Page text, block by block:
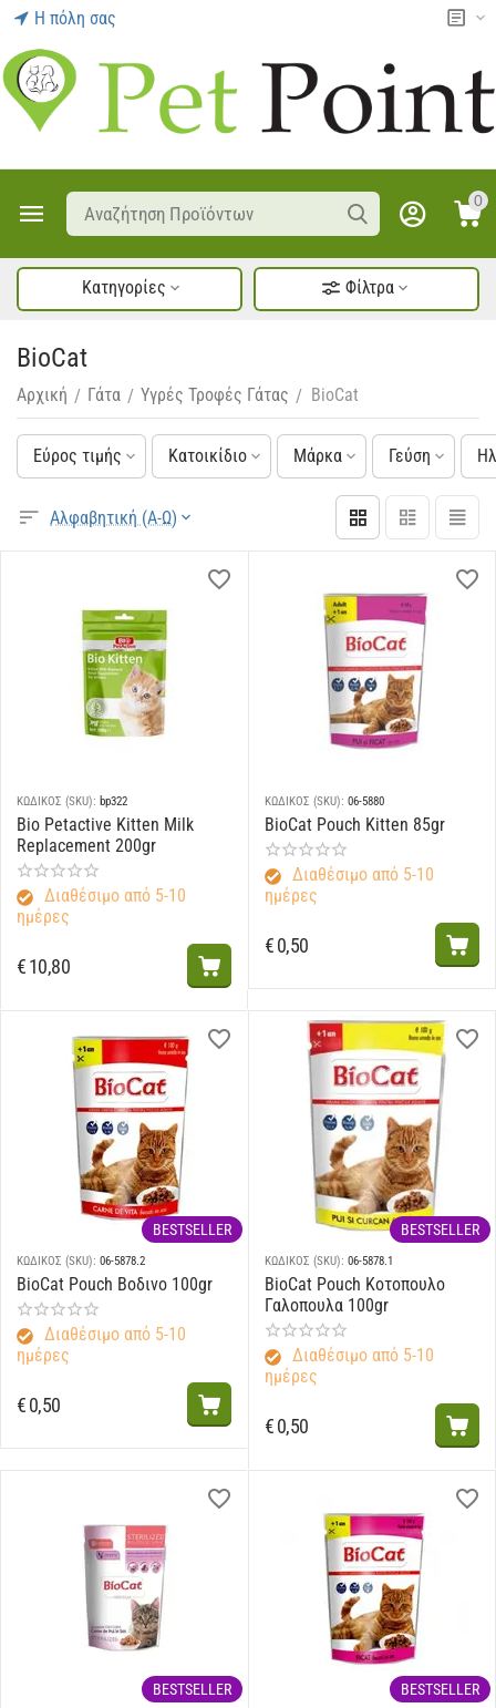
Η πόλη σας
0
Κατηγορίες Φίλτρα
BioCat
Αρχική / Γάτα / Υγρές Τροφές Γάτας / BioCat
Εύρος τιμής Κατοικίδιο Μάρκα Γεύση
Αλφαβητική (Α-Ω)
ΚΩΔΙΚΟΣ (SKU): bp322
Bio Petactive Kitten Milk
Replacement 200gr
Διαθέσιμο από 5-10
ημέρες
€10,80
ΚΩΔΙΚΟΣ (SKU): 06-5880
BioCat Pouch Kitten 85gr
Διαθέσιμο από 5-10
ημέρες
€0,50
BESTSELLER
ΚΩΔΙΚΟΣ (SKU): 06-5878.2
BioCat Pouch Βοδινο 100gr
Διαθέσιμο από 5-10
ημέρες
€0,50
BESTSELLER
ΚΩΔΙΚΟΣ (SKU): 06-5878.1
BioCat Pouch Κοτοπουλο
Γαλοπουλα 100gr
Διαθέσιμο από 5-10
ημέρες
€0,50
BESTSELLER BESTSELLER